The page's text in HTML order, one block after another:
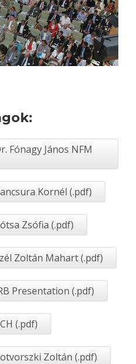
Fónagy János NFM
Kornél (.pdf)
Zsófia (.pdf)
Zoltán Mahart (.pdf)
Presentation (.pdf)
(.pdf)
Zoltán (.pdf)